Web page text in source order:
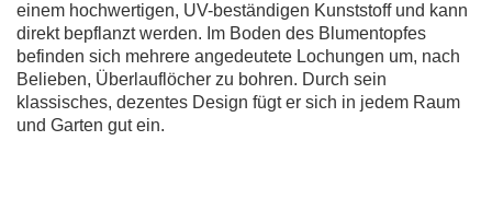
einem hochwertigen, UV-beständigen Kunststoff und kann
direkt bepflanzt werden. Im Boden des Blumentopfes
befinden sich mehrere angedeutete Lochungen um, nach
Belieben, Überlauflöcher zu bohren. Durch sein
klassisches, dezentes Design fügt er sich in jedem Raum
und Garten gut ein.